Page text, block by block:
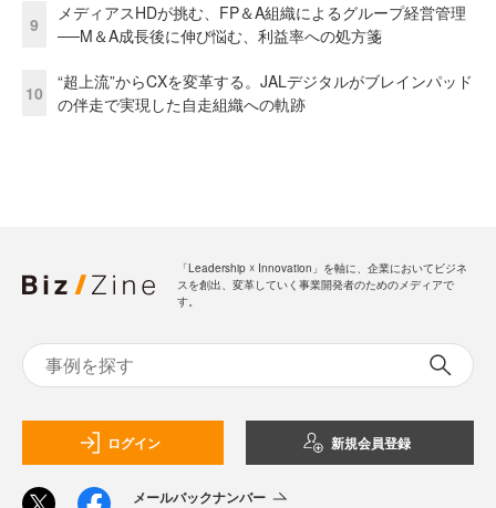
9
メディアスHDが挑む、FP＆A組織によるグループ経営管理
──M＆A成長後に伸び悩む、利益率への処方箋
10
“超上流”からCXを変革する。JALデジタルがブレインパッド
の伴走で実現した自走組織への軌跡
「Leadership ☓ Innovation」を軸に、企業においてビジネ
スを創出、変革していく事業開発者のためのメディアで
す。
ログイン 新規会員登録
メールバックナンバー